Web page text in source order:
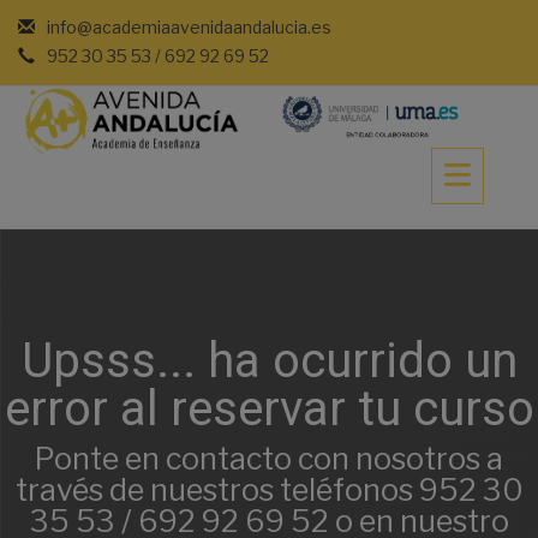
contenido
info@academiaavenidaandalucia.es
952 30 35 53 / 692 92 69 52
Upsss... ha ocurrido un
error al reservar tu curso
Ponte en contacto con nosotros a
través de nuestros teléfonos 952 30
35 53 / 692 92 69 52 o en nuestro